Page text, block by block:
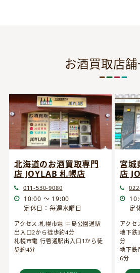
お酒買取店
北海道のお酒買取専門
店 JOYLAB 札幌店
011-530-9080
10:00 ～ 19:00
定休日：毎週水曜日
アクセス:札幌市電 中島公園通駅
出入口2から徒歩約4分
札幌市電 行啓通駅出入口1から徒
歩約4分
宮城
店
定
アクセ
地下鉄
分
地下鉄
6分